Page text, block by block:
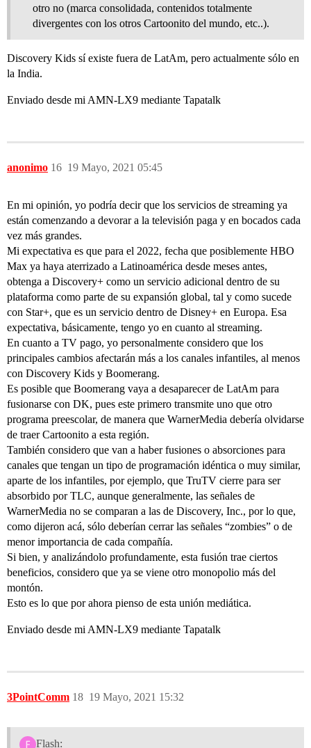
otro no (marca consolidada, contenidos totalmente
divergentes con los otros Cartoonito del mundo, etc..).
Discovery Kids sí existe fuera de LatAm, pero actualmente sólo en
la India.
Enviado desde mi AMN-LX9 mediante Tapatalk
anonimo 19 Mayo, 2021 05:45
16
En mi opinión, yo podría decir que los servicios de streaming ya
están comenzando a devorar a la televisión paga y en bocados cada
vez más grandes.
Mi expectativa es que para el 2022, fecha que posiblemente HBO
Max ya haya aterrizado a Latinoamérica desde meses antes,
obtenga a Discovery+ como un servicio adicional dentro de su
plataforma como parte de su expansión global, tal y como sucede
con Star+, que es un servicio dentro de Disney+ en Europa. Esa
expectativa, básicamente, tengo yo en cuanto al streaming.
En cuanto a TV pago, yo personalmente considero que los
principales cambios afectarán más a los canales infantiles, al menos
con Discovery Kids y Boomerang.
Es posible que Boomerang vaya a desaparecer de LatAm para
fusionarse con DK, pues este primero transmite uno que otro
programa preescolar, de manera que WarnerMedia debería olvidarse
de traer Cartoonito a esta región.
También considero que van a haber fusiones o absorciones para
canales que tengan un tipo de programación idéntica o muy similar,
aparte de los infantiles, por ejemplo, que TruTV cierre para ser
absorbido por TLC, aunque generalmente, las señales de
WarnerMedia no se comparan a las de Discovery, Inc., por lo que,
como dijeron acá, sólo deberían cerrar las señales “zombies” o de
menor importancia de cada compañía.
Si bien, y analizándolo profundamente, esta fusión trae ciertos
beneficios, considero que ya se viene otro monopolio más del
montón.
Esto es lo que por ahora pienso de esta unión mediática.
Enviado desde mi AMN-LX9 mediante Tapatalk
3PointComm 19 Mayo, 2021 15:32
18
Flash: